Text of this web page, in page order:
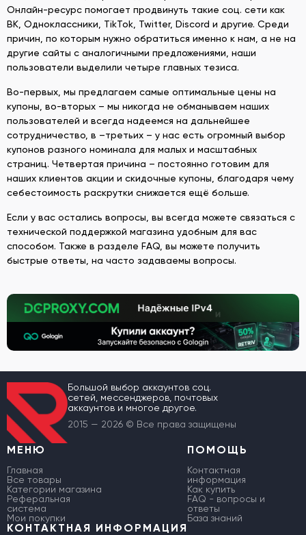
Онлайн-ресурс помогает продвинуть такие соц. сети как
ВК, Одноклассники, TikTok, Twitter, Discord и другие. Среди
причин, по которым нужно обратиться именно к нам, а не на
другие сайты с аналогичными предложениями, наши
пользователи выделили четыре главных тезиса.
Во-первых, мы предлагаем самые оптимальные цены на
купоны, во-вторых – мы никогда не обманываем наших
пользователей и всегда надеемся на дальнейшее
сотрудничество, в –третьих – у нас есть огромный выбор
купонов разного номинала для малых и масштабных
страниц. Четвертая причина – постоянно готовим для
наших клиентов акции и скидочные купоны, благодаря чему
себестоимость раскрутки снижается ещё больше.
Если у вас остались вопросы, вы всегда можете связаться с
технической поддержкой магазина удобным для вас
способом. Также в разделе FAQ, вы можете получить
быстрые ответы, на часто задаваемы вопросы.
Большой выбор аккаунтов соц.
сетей, мессенджеров, почтовых
аккаунтов и многое другое.
2015 — 2026 © Все права защищены
МЕНЮ
Главная
Все товары
Категории магазина
Реферальная
система
Мои покупки
ПОМОЩЬ
Контактная
информация
Как купить
FAQ - вопросы и
ответы
База знаний
КОНТАКТНАЯ ИНФОРМАЦИЯ